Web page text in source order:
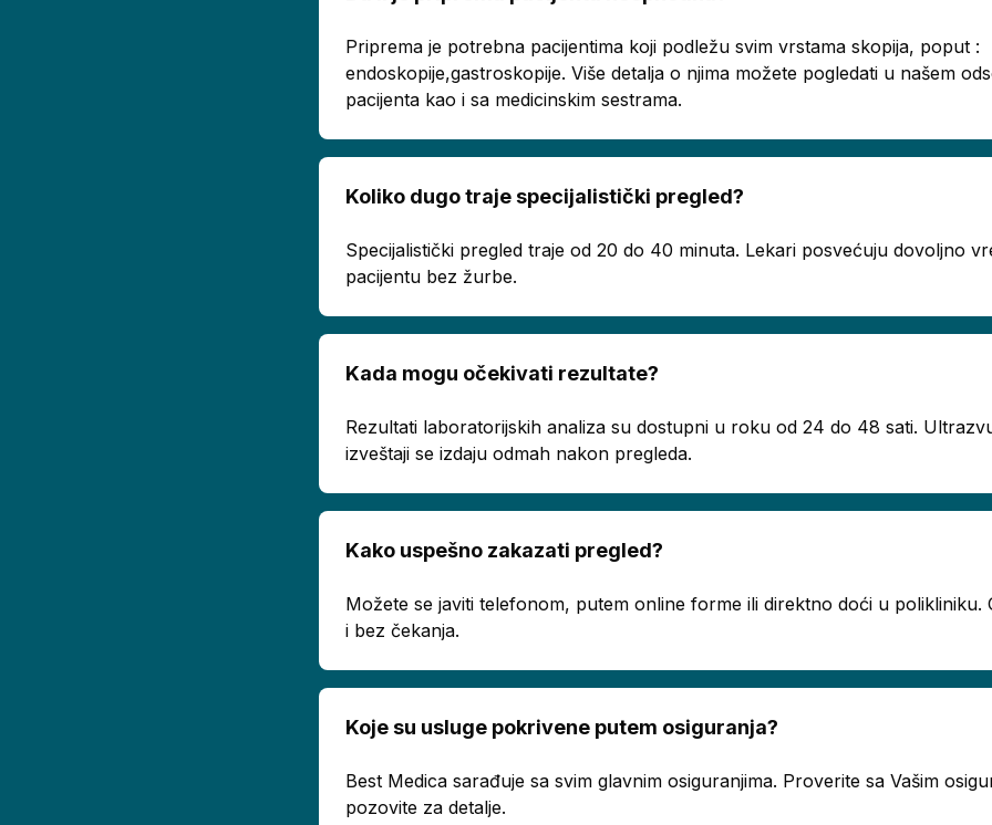
Priprema je potrebna pacijentima koji podležu svim vrstama skopija, poput :
endoskopije,gastroskopije. Više detalja o njima možete pogledati u našem
pacijenta kao i sa medicinskim sestrama.
Koliko dugo traje specijalistički pregled?
Specijalistički pregled traje od 20 do 40 minuta. Lekari posvećuju dovoljno
pacijentu bez žurbe.
Kada mogu očekivati rezultate?
Rezultati laboratorijskih analiza su dostupni u roku od 24 do 48 sati.
izveštaji se izdaju odmah nakon pregleda.
Kako uspešno zakazati pregled?
Možete se javiti telefonom, putem online forme ili direktno doći u polikliniku.
i bez čekanja.
Koje su usluge pokrivene putem osiguranja?
Best Medica sarađuje sa svim glavnim osiguranjima. Proverite sa Vašim
pozovite za detalje.